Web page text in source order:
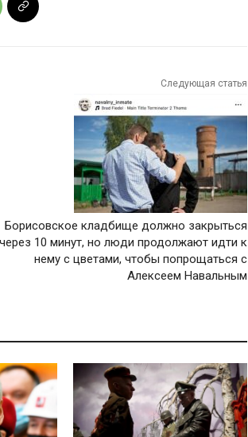
Следующая статья
Борисовское кладбище должно закрыться
через 10 минут, но люди продолжают идти к
нему с цветами, чтобы попрощаться с
Алексеем Навальным